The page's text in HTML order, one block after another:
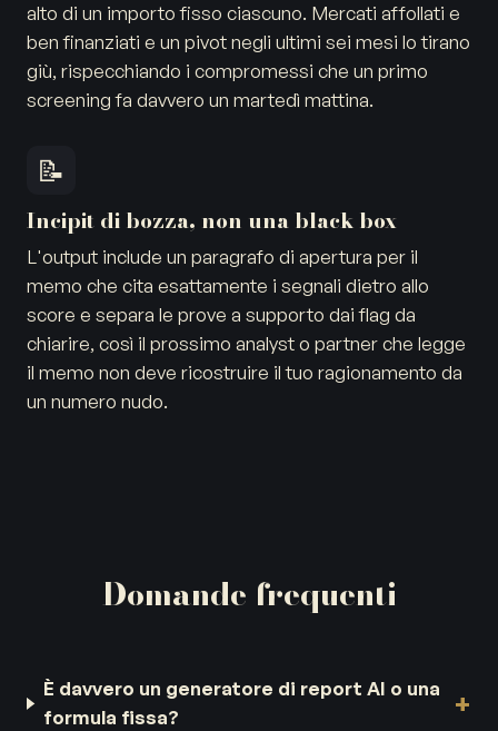
alto di un importo fisso ciascuno. Mercati affollati e
ben finanziati e un pivot negli ultimi sei mesi lo tirano
giù, rispecchiando i compromessi che un primo
screening fa davvero un martedì mattina.
📝
Incipit di bozza, non una black box
L'output include un paragrafo di apertura per il
memo che cita esattamente i segnali dietro allo
score e separa le prove a supporto dai flag da
chiarire, così il prossimo analyst o partner che legge
il memo non deve ricostruire il tuo ragionamento da
un numero nudo.
Domande frequenti
È davvero un generatore di report AI o una
formula fissa?